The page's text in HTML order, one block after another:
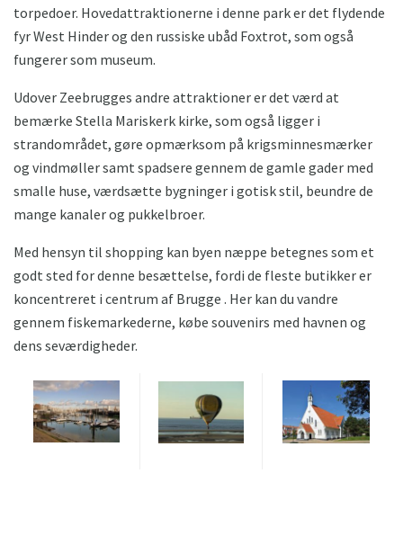
torpedoer. Hovedattraktionerne i denne park er det flydende
fyr West Hinder og den russiske ubåd Foxtrot, som også
fungerer som museum.
Udover Zeebrugges andre attraktioner er det værd at
bemærke Stella Mariskerk kirke, som også ligger i
strandområdet, gøre opmærksom på krigsminnesmærker
og vindmøller samt spadsere gennem de gamle gader med
smalle huse, værdsætte bygninger i gotisk stil, beundre de
mange kanaler og pukkelbroer.
Med hensyn til shopping kan byen næppe betegnes som et
godt sted for denne besættelse, fordi de fleste butikker er
koncentreret i centrum af Brugge . Her kan du vandre
gennem fiskemarkederne, købe souvenirs med havnen og
dens seværdigheder.